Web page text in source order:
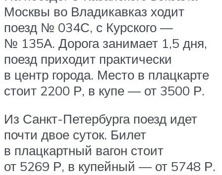
Москвы во Владикавказ ходит
поезд № 034С, с Курского —
№ 135А. Дорога занимает 1,5 дня,
поезд приходит практически
в центр города. Место в плацкарте
стоит 2200 Р, в купе — от 3500 Р.
Из Санкт-Петербурга поезд идет
почти двое суток. Билет
в плацкартный вагон стоит
от 5269 Р, в купейный — от 5748 Р.